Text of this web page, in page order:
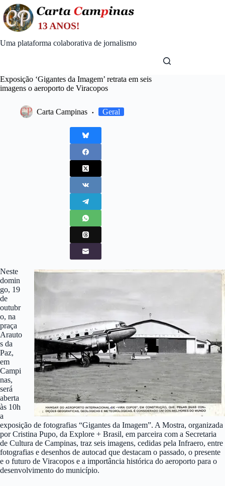
Skip
to
content
Uma plataforma colaborativa de jornalismo
Exposição ‘Gigantes da Imagem’ retrata em seis
imagens o aeroporto de Viracopos
Carta Campinas Geral
Neste
domin
go, 19
de
outubr
o, na
praça
Arauto
s da
Paz,
em
Campi
nas,
será
aberta
às 10h
a
exposição de fotografias “Gigantes da Imagem”. A Mostra, organizada
por Cristina Pupo, da Explore + Brasil, em parceira com a Secretaria
de Cultura de Campinas, traz seis imagens, cedidas pela Infraero, entre
fotografias e desenhos de autocad que destacam o passado, o presente
e o futuro de Viracopos e a importância histórica do aeroporto para o
desenvolvimento do município.